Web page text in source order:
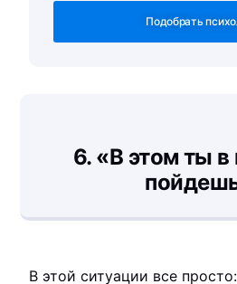
Подобрать
6. «В этом ты
В этой ситуации все